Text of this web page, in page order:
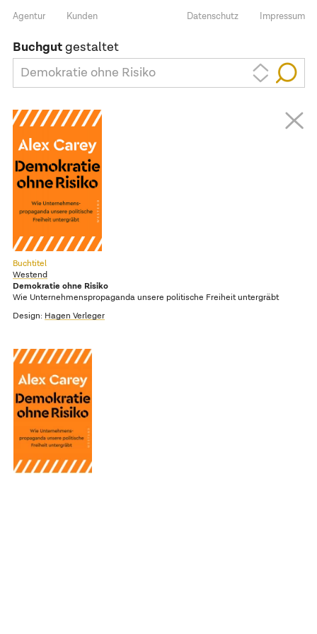
Agentur Kunden Impressum
Datenschutz
Buchgutgestaltet
Demokratie ohne Risiko
Buchtitel
Westend
Demokratie ohne Risiko
Wie Unternehmenspropaganda unsere politische Freiheit untergräbt
Design: Hagen Verleger